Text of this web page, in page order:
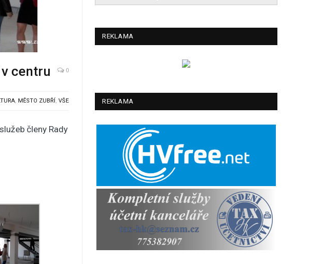
centru 0
, MĚSTO ZUBŘÍ,VŠE
členy Rady
REKLAMA
REKLAMA